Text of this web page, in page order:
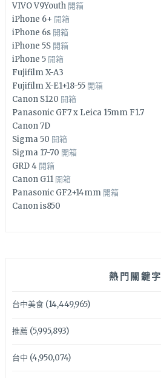
VIVO V9Youth 開箱
iPhone 6+ 開箱
iPhone 6s 開箱
iPhone 5S 開箱
iPhone 5 開箱
Fujifilm X-A3
Fujifilm X-E1+18-55 開箱
Canon S120 開箱
Panasonic GF7 x Leica 15mm F1.7
Canon 7D
Sigma 50 開箱
Sigma 17-70 開箱
GRD 4 開箱
Canon G11 開箱
Panasonic GF2+14mm 開箱
Canon is850
熱門關鍵字
台中美食(14,449,965)
推薦(5,995,893)
台中 (4,950,074)